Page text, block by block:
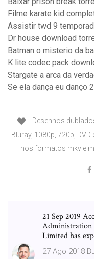
Filme karate kid
Assistir twd 9
Dr house download
Batman o misterio da
K lite codec pack
Stargate a arca da
Se ela dança eu danço
Desenhos
Bluray, 1080p, 720p,
nos formatos mkv e
21 Sep 2019
Administration
Limited has
27 Ago 2018